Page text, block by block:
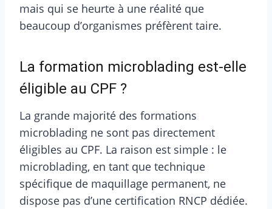
mais qui se heurte à une réalité que
beaucoup d’organismes préfèrent taire.
La formation microblading est-elle
éligible au CPF ?
La grande majorité des formations
microblading ne sont pas directement
éligibles au CPF. La raison est simple : le
microblading, en tant que technique
spécifique de maquillage permanent, ne
dispose pas d’une certification RNCP dédiée.